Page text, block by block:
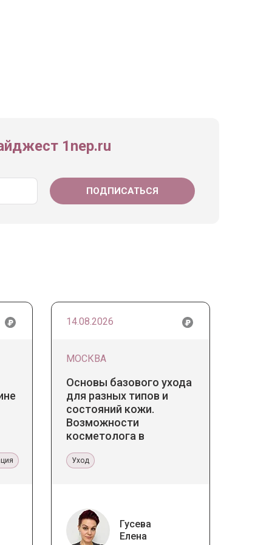
1nep.ru
14.08.2026
МОСКВА
Основы базового ухода
для разных типов и
состояний кожи.
Возможности
косметолога в
Уход
Гусева
Елена